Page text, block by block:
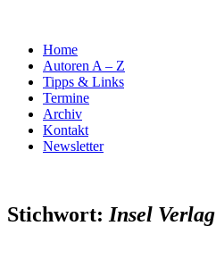
Home
Autoren A – Z
Tipps & Links
Termine
Archiv
Kontakt
Newsletter
Stichwort: Insel Verlag